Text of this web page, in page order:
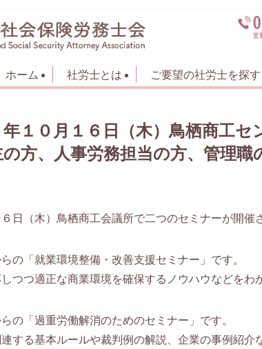
ホーム 社労士とは ご要望の社労士を探す
１０月１６日（木）鳥栖商工
方、人事労務担当の方、管理職
日（木）鳥栖商工会議所で二つのセミナーが開催
の「就業環境整備・改善支援セミナー」です。
つつ適正な商業環境を確保するノウハウなどをわ
の「過重労働解消のためのセミナー」です。
する基本ルールや裁判例の解説、企業の事例紹介